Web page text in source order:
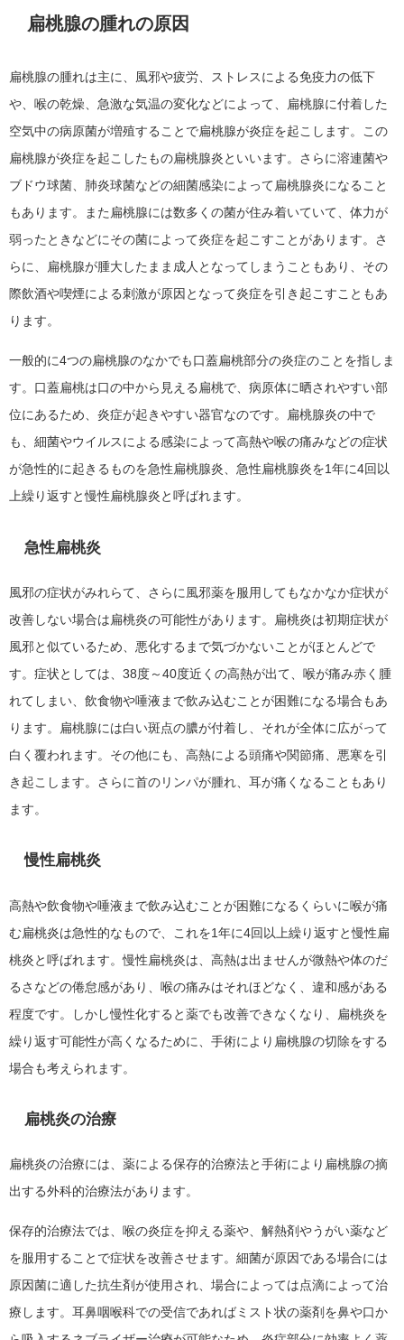
扁桃腺の腫れの原因
扁桃腺の腫れは主に、風邪や疲労、ストレスによる免疫力の低下
や、喉の乾燥、急激な気温の変化などによって、扁桃腺に付着した
空気中の病原菌が増殖することで扁桃腺が炎症を起こします。この
扁桃腺が炎症を起こしたもの扁桃腺炎といいます。さらに溶連菌や
ブドウ球菌、肺炎球菌などの細菌感染によって扁桃腺炎になること
もあります。また扁桃腺には数多くの菌が住み着いていて、体力が
弱ったときなどにその菌によって炎症を起こすことがあります。さ
らに、扁桃腺が腫大したまま成人となってしまうこともあり、その
際飲酒や喫煙による刺激が原因となって炎症を引き起こすこともあ
ります。
一般的に4つの扁桃腺のなかでも口蓋扁桃部分の炎症のことを指しま
す。口蓋扁桃は口の中から見える扁桃で、病原体に晒されやすい部
位にあるため、炎症が起きやすい器官なのです。扁桃腺炎の中で
も、細菌やウイルスによる感染によって高熱や喉の痛みなどの症状
が急性的に起きるものを急性扁桃腺炎、急性扁桃腺炎を1年に4回以
上繰り返すと慢性扁桃腺炎と呼ばれます。
急性扁桃炎
風邪の症状がみれらて、さらに風邪薬を服用してもなかなか症状が
改善しない場合は扁桃炎の可能性があります。扁桃炎は初期症状が
風邪と似ているため、悪化するまで気づかないことがほとんどで
す。症状としては、38度～40度近くの高熱が出て、喉が痛み赤く腫
れてしまい、飲食物や唾液まで飲み込むことが困難になる場合もあ
ります。扁桃腺には白い斑点の膿が付着し、それが全体に広がって
白く覆われます。その他にも、高熱による頭痛や関節痛、悪寒を引
き起こします。さらに首のリンパが腫れ、耳が痛くなることもあり
ます。
慢性扁桃炎
高熱や飲食物や唾液まで飲み込むことが困難になるくらいに喉が痛
む扁桃炎は急性的なもので、これを1年に4回以上繰り返すと慢性扁
桃炎と呼ばれます。慢性扁桃炎は、高熱は出ませんが微熱や体のだ
るさなどの倦怠感があり、喉の痛みはそれほどなく、違和感がある
程度です。しかし慢性化すると薬でも改善できなくなり、扁桃炎を
繰り返す可能性が高くなるために、手術により扁桃腺の切除をする
場合も考えられます。
扁桃炎の治療
扁桃炎の治療には、薬による保存的治療法と手術により扁桃腺の摘
出する外科的治療法があります。
保存的治療法では、喉の炎症を抑える薬や、解熱剤やうがい薬など
を服用することで症状を改善させます。細菌が原因である場合には
原因菌に適した抗生剤が使用され、場合によっては点滴によって治
療します。耳鼻咽喉科での受信であればミスト状の薬剤を鼻や口か